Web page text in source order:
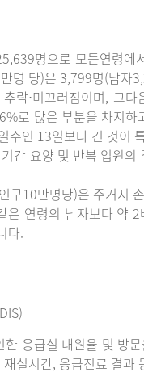
명으로 모든연령
명 당)은 3,799명(남자
락⋅미끄러짐이며, 그
로 많은 부분을 차지
수인 13일보다 긴 것이
간 요양 및 반복 입원
구10만명당)은 주거지
은 연령의 남자보다 약
다.
응급실 내원율 및 방
실시간, 응급진료 결과